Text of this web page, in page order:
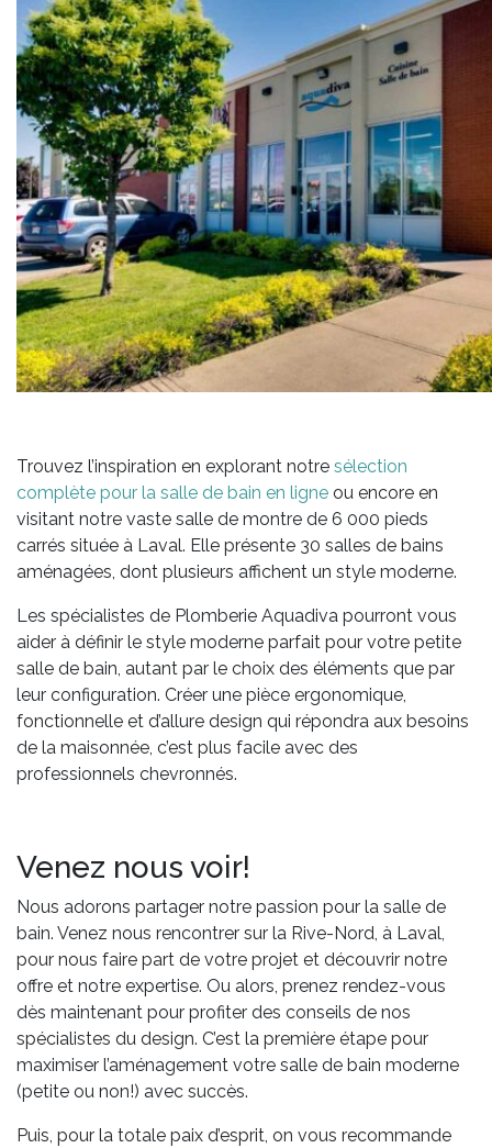
Trouvez l’inspiration en explorant notre sélection
complète pour la salle de bain en ligne ou encore en
visitant notre vaste salle de montre de 6 000 pieds
carrés située à Laval. Elle présente 30 salles de bains
aménagées, dont plusieurs affichent un style moderne.
Les spécialistes de Plomberie Aquadiva pourront vous
aider à définir le style moderne parfait pour votre petite
salle de bain, autant par le choix des éléments que par
leur configuration. Créer une pièce ergonomique,
fonctionnelle et d’allure design qui répondra aux besoins
de la maisonnée, c’est plus facile avec des
professionnels chevronnés.
Venez nous voir!
Nous adorons partager notre passion pour la salle de
bain. Venez nous rencontrer sur la Rive-Nord, à Laval,
pour nous faire part de votre projet et découvrir notre
offre et notre expertise. Ou alors, prenez rendez-vous
dès maintenant pour profiter des conseils de nos
spécialistes du design. C’est la première étape pour
maximiser l’aménagement votre salle de bain moderne
(petite ou non!) avec succès.
Puis, pour la totale paix d’esprit, on vous recommande